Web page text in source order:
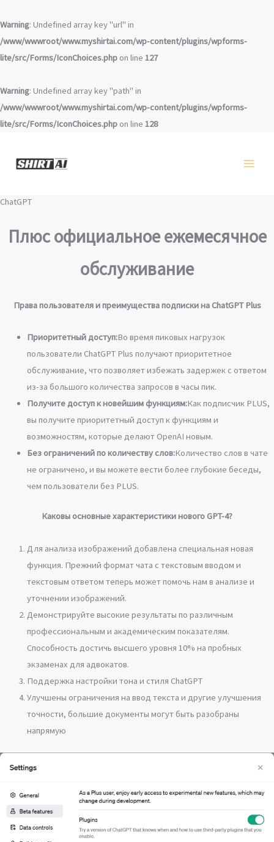
Warning: Undefined array key "url" in
/www/wwwroot/www.myshirtai.com/wp-content/plugins/wpforms-
lite/src/Forms/IconChoices.php on line 127
Warning: Undefined array key "path" in
/www/wwwroot/www.myshirtai.com/wp-content/plugins/wpforms-
lite/src/Forms/IconChoices.php on line 128
к
содержанию
ChatGPT
Плюс официальное ежемесячное
обслуживание
Права пользователя и преимущества подписки на ChatGPT Plus
Приоритетный доступ:Во время пиковых нагрузок
пользователи ChatGPT Plus получают приоритетное
обслуживание, что позволяет избежать задержек с ответом
из-за большого количества запросов в часы пик.
Получите доступ к новейшим функциям:Как подписчик PLUS,
вы получите приоритетный доступ к функциям и
возможностям, которые делают OpenAI новым.
Без ограничений по количеству слов:Количество слов в чате
не ограничено, и вы можете вести более глубокие беседы,
чем пользователи без PLUS.
Каковы основные характеристики нового GPT-4?
Для анализа изображений добавлена специальная новая
функция. Прежний формат чата с текстовым вводом и
текстовым ответом теперь может помочь нам в анализе и
уточнении изображений.
Демонстрируйте высокие результаты по различным
профессиональным и академическим показателям.
Способность достичь высшего уровня 10% на пробных
экзаменах для адвокатов.
Поддержка настройки тона и стиля ChatGPT
Улучшены ограничения на ввод текста и другие улучшения
точности, большие документы могут быть разобраны
напрямую